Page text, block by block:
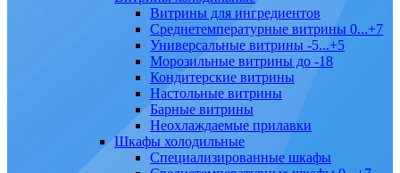
Витрины для ингредиентов
Среднетемпературные витрины 0...+7
Универсальные витрины -5...+5
Морозильные витрины до -18
Кондитерские витрины
Настольные витрины
Барные витрины
Неохлаждаемые прилавки
Шкафы холодильные
Cпециализированные шкафы